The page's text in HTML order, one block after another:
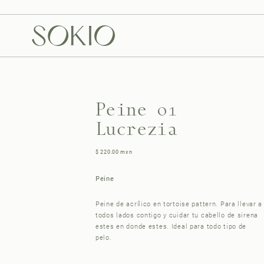
Peine 01
Lucrezia
$ 220.00 mxn
Peine
Peine de acrílico en tortoise pattern. Para llevar a
todos lados contigo y cuidar tu cabello de sirena
estes en donde estes. Ideal para todo tipo de
pelo.